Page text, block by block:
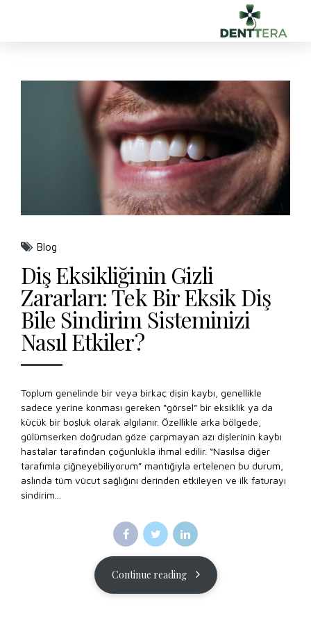
Blog
Diş Eksikliğinin Gizli
Zararları: Tek Bir Eksik Diş
Bile Sindirim Sisteminizi
Nasıl Etkiler?
Toplum genelinde bir veya birkaç dişin kaybı, genellikle
sadece yerine konması gereken “görsel” bir eksiklik ya da
küçük bir boşluk olarak algılanır. Özellikle arka bölgede,
gülümserken doğrudan göze çarpmayan azı dişlerinin kaybı
hastalar tarafından çoğunlukla ihmal edilir. “Nasılsa diğer
tarafımla çiğneyebiliyorum” mantığıyla ertelenen bu durum,
aslında tüm vücut sağlığını derinden etkileyen ve ilk faturayı
sindirim...
Continue reading